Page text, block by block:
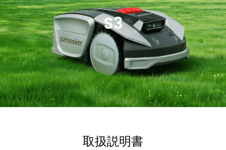
S3
取扱説明書